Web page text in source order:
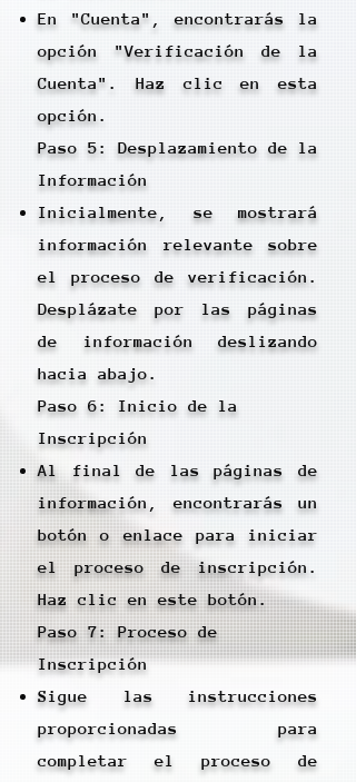
En "Cuenta", encontrarás la
opción "Verificación de la
Cuenta". Haz clic en esta
opción.
Paso 5: Desplazamiento de la
Información
Inicialmente, se mostrará
información relevante sobre
el proceso de verificación.
Desplázate por las páginas
de información deslizando
hacia abajo.
Paso 6: Inicio de la
Inscripción
Al final de las páginas de
información, encontrarás un
botón o enlace para iniciar
el proceso de inscripción.
Haz clic en este botón.
Paso 7: Proceso de
Inscripción
Sigue las instrucciones
proporcionadas para
completar el proceso de